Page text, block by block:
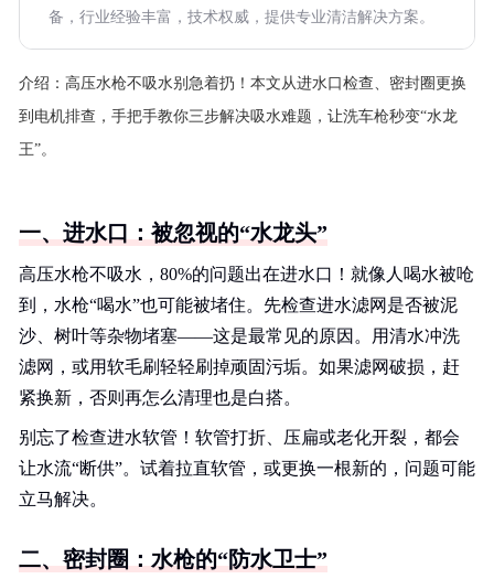
备，行业经验丰富，技术权威，提供专业清洁解决方案。
介绍： 高压水枪不吸水别急着扔！本文从进水口检查、密封圈更换
到电机排查，手把手教你三步解决吸水难题，让洗车枪秒变“水龙
王”。
一、进水口：被忽视的“水龙头”
高压水枪不吸水，80%的问题出在进水口！就像人喝水被呛
到，水枪“喝水”也可能被堵住。先检查进水滤网是否被泥
沙、树叶等杂物堵塞——这是最常见的原因。用清水冲洗
滤网，或用软毛刷轻轻刷掉顽固污垢。如果滤网破损，赶
紧换新，否则再怎么清理也是白搭。
别忘了检查进水软管！软管打折、压扁或老化开裂，都会
让水流“断供”。试着拉直软管，或更换一根新的，问题可能
立马解决。
二、密封圈：水枪的“防水卫士”